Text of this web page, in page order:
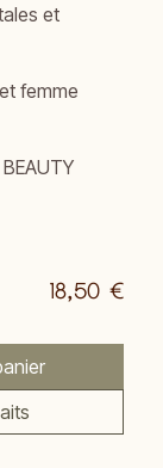
et
femme
18,50 €